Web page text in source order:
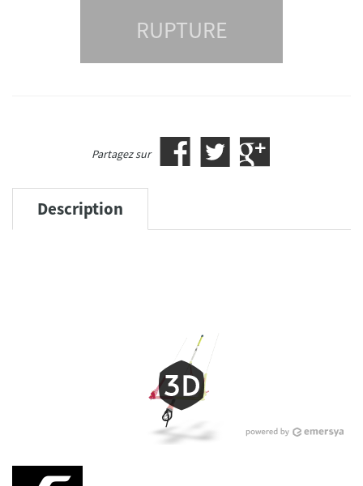
RUPTURE
Partagez sur
Description